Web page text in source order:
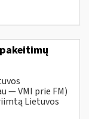
— VMI prie FM)
Lietuvos